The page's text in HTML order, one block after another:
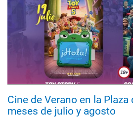
Cine de Verano en la
meses de julio y agosto